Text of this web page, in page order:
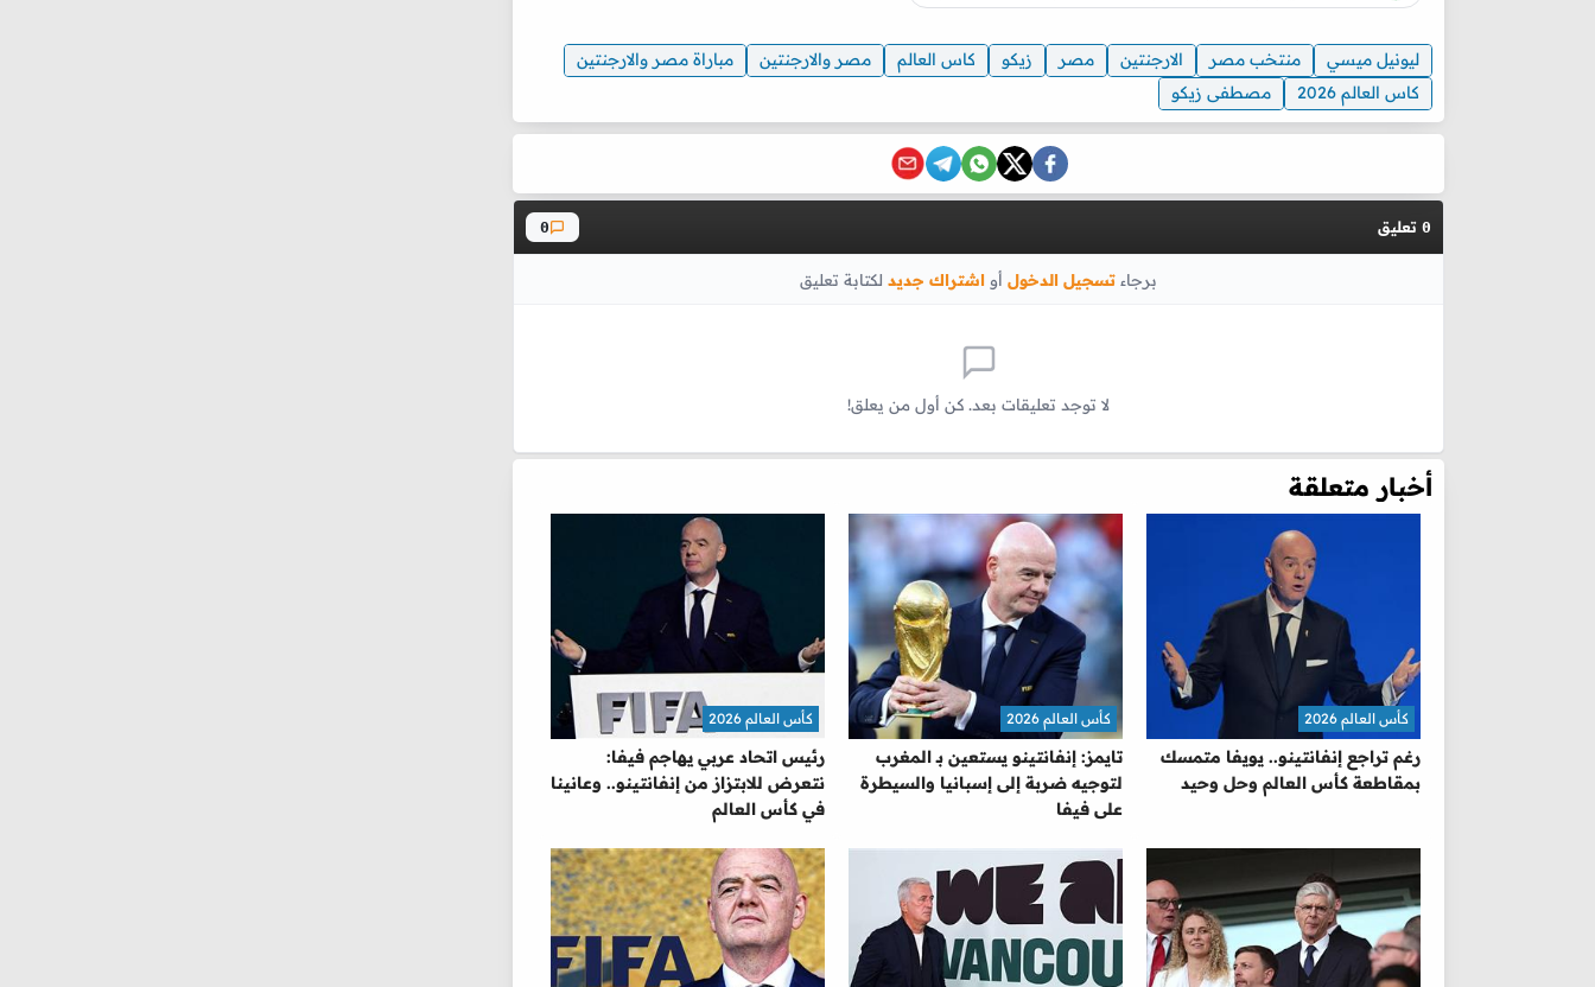
ليونيل ميسي منتخب مصر الارجنتين مصر زيكو كاس العالم مصر والارجنتين
مباراة مصر والارجنتين
كاس العالم 2026
مصطفى زيكو
0 تعليق 0
برجاء تسجيل الدخول أو اشتراك جديد لكتابة تعليق
لا توجد تعليقات بعد. كن أول من يعلق!
أخبار متعلقة
رغم تراجع إنفانتينو.. يويفا متمسك
بمقاطعة كأس العالم وحل وحيد
كأس العالم 2026
تايمز: إنفانتينو يستعين بـ المغرب
لتوجيه ضربة إلى إسبانيا والسيطرة
على فيفا
كأس العالم 2026
رئيس اتحاد عربي يهاجم فيفا:
نتعرض للابتزاز من إنفانتينو.. وعانينا
في كأس العالم
كأس العالم 2026